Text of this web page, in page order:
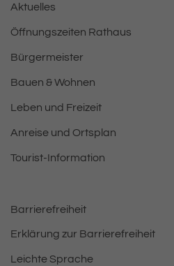
Aktuelles
Öffnungszeiten Rathaus
Bürgermeister
Bauen & Wohnen
Leben und Freizeit
Anreise und Ortsplan
Tourist-Information
Barrierefreiheit
Erklärung zur Barrierefreiheit
Leichte Sprache